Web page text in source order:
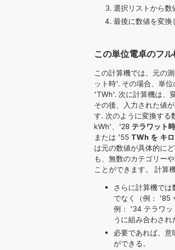
選択リストから数
最後に数値を変換
この単位電卓のフ
この計算機では、元の
ット時'. その場合、単
'TWh'. 次に計算機は、
その後、入力された値
す. 次のように変換す
kWh'、'28 テラワット
または '55 TWh を キ
は元の数値が具体的に
も、無数のカテゴリー
ことができます。 計算
さらに計算機で
でなく（例： '85
例： '34 テラワ
うに組み合わさ
必要であれば、意
ができる。